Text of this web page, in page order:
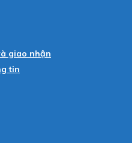
giao nhận
tin